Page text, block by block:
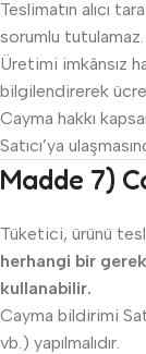
Teslimatın alıcı
sorumlu tutulamaz.
Üretimi imkânsız
bilgilendirerek
Cayma hakkı
Satıcı’ya
Madde 7)
Tüketici, ürünü
herhangi bir
kullanabilir.
Cayma bildirimi
vb.) yapılmalıdır.